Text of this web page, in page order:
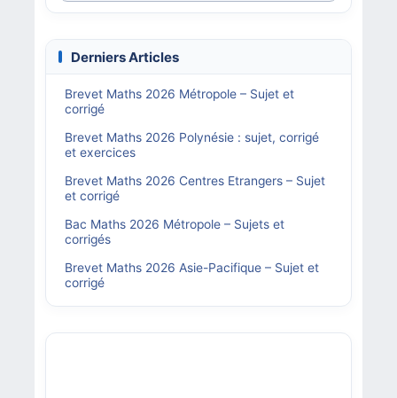
Derniers Articles
Brevet Maths 2026 Métropole – Sujet et
corrigé
Brevet Maths 2026 Polynésie : sujet, corrigé
et exercices
Brevet Maths 2026 Centres Etrangers – Sujet
et corrigé
Bac Maths 2026 Métropole – Sujets et
corrigés
Brevet Maths 2026 Asie-Pacifique – Sujet et
corrigé